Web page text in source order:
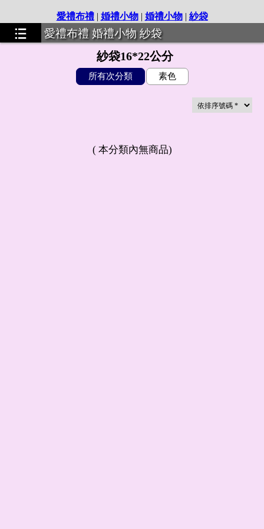
愛禮布禮| 婚禮小物| 婚禮小物| 紗袋
愛禮布禮 婚禮小物 紗袋
紗袋16*22公分
所有次分類 素色
( 本分類內無商品)